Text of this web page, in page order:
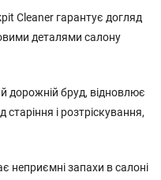
Cleaner гарантує догляд
деталями салону
дорожній бруд, відновлює
і розтріскування,
неприємні запахи в салоні